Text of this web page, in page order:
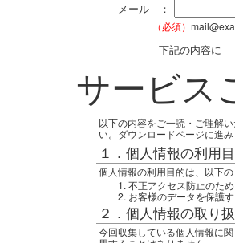
メール ：
（必須）
下記の内容に
サービス
以下の内容をご一読・ご理解
い。ダウンロードページに進
１．個人情報の利用
個人情報の利用目的は、以下
不正アクセス防止のため
お客様のデータを保護
２．個人情報の取り
今回収集している個人情報に